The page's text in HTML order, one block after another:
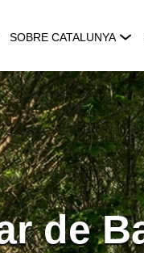
SOBRE CATALUNYA
de